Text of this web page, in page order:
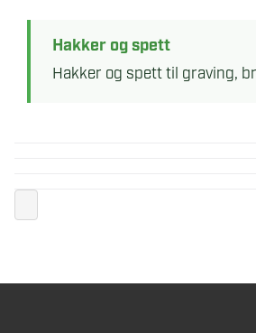
Hakker og spett
Hakker og spett til graving,